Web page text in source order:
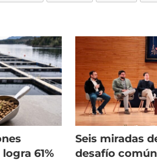
61%
Seis miradas
desafío